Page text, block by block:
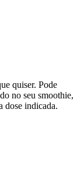
quiser. Pode
no seu smoothie,
dose indicada.